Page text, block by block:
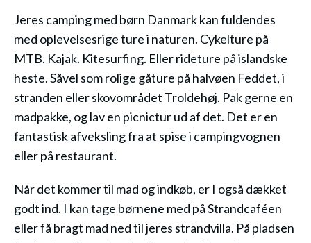
Jeres camping med børn Danmark kan fuldendes
med oplevelsesrige ture i naturen. Cykelture på
MTB. Kajak. Kitesurfing. Eller rideture på islandske
heste. Såvel som rolige gåture på halvøen Feddet, i
stranden eller skovområdet Troldehøj. Pak gerne en
madpakke, og lav en picnictur ud af det. Det er en
fantastisk afveksling fra at spise i campingvognen
eller på restaurant.
Når det kommer til mad og indkøb, er I også dækket
godt ind. I kan tage børnene med på Strandcaféen
eller få bragt mad ned til jeres strandvilla. På pladsen